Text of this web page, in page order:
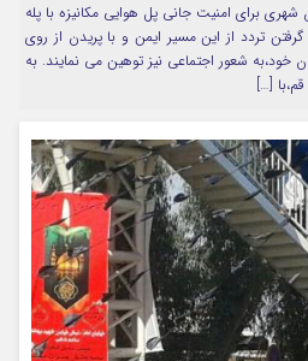
شهری برای امنیت جانی پل هوایی مکانیزه با پله
گرفتن تردد از این مسیر ایمن و با پریدن از روی
خود،به شعور اجتماعی نیز توهین می نمایند. به
[…]